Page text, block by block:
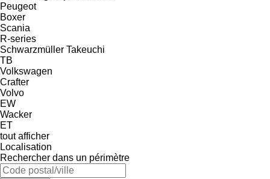
Peugeot
Boxer
Scania
R-series
Schwarzmüller Takeuchi
TB
Volkswagen
Crafter
Volvo
EW
Wacker
ET
tout afficher
Localisation
Rechercher dans un périmètre